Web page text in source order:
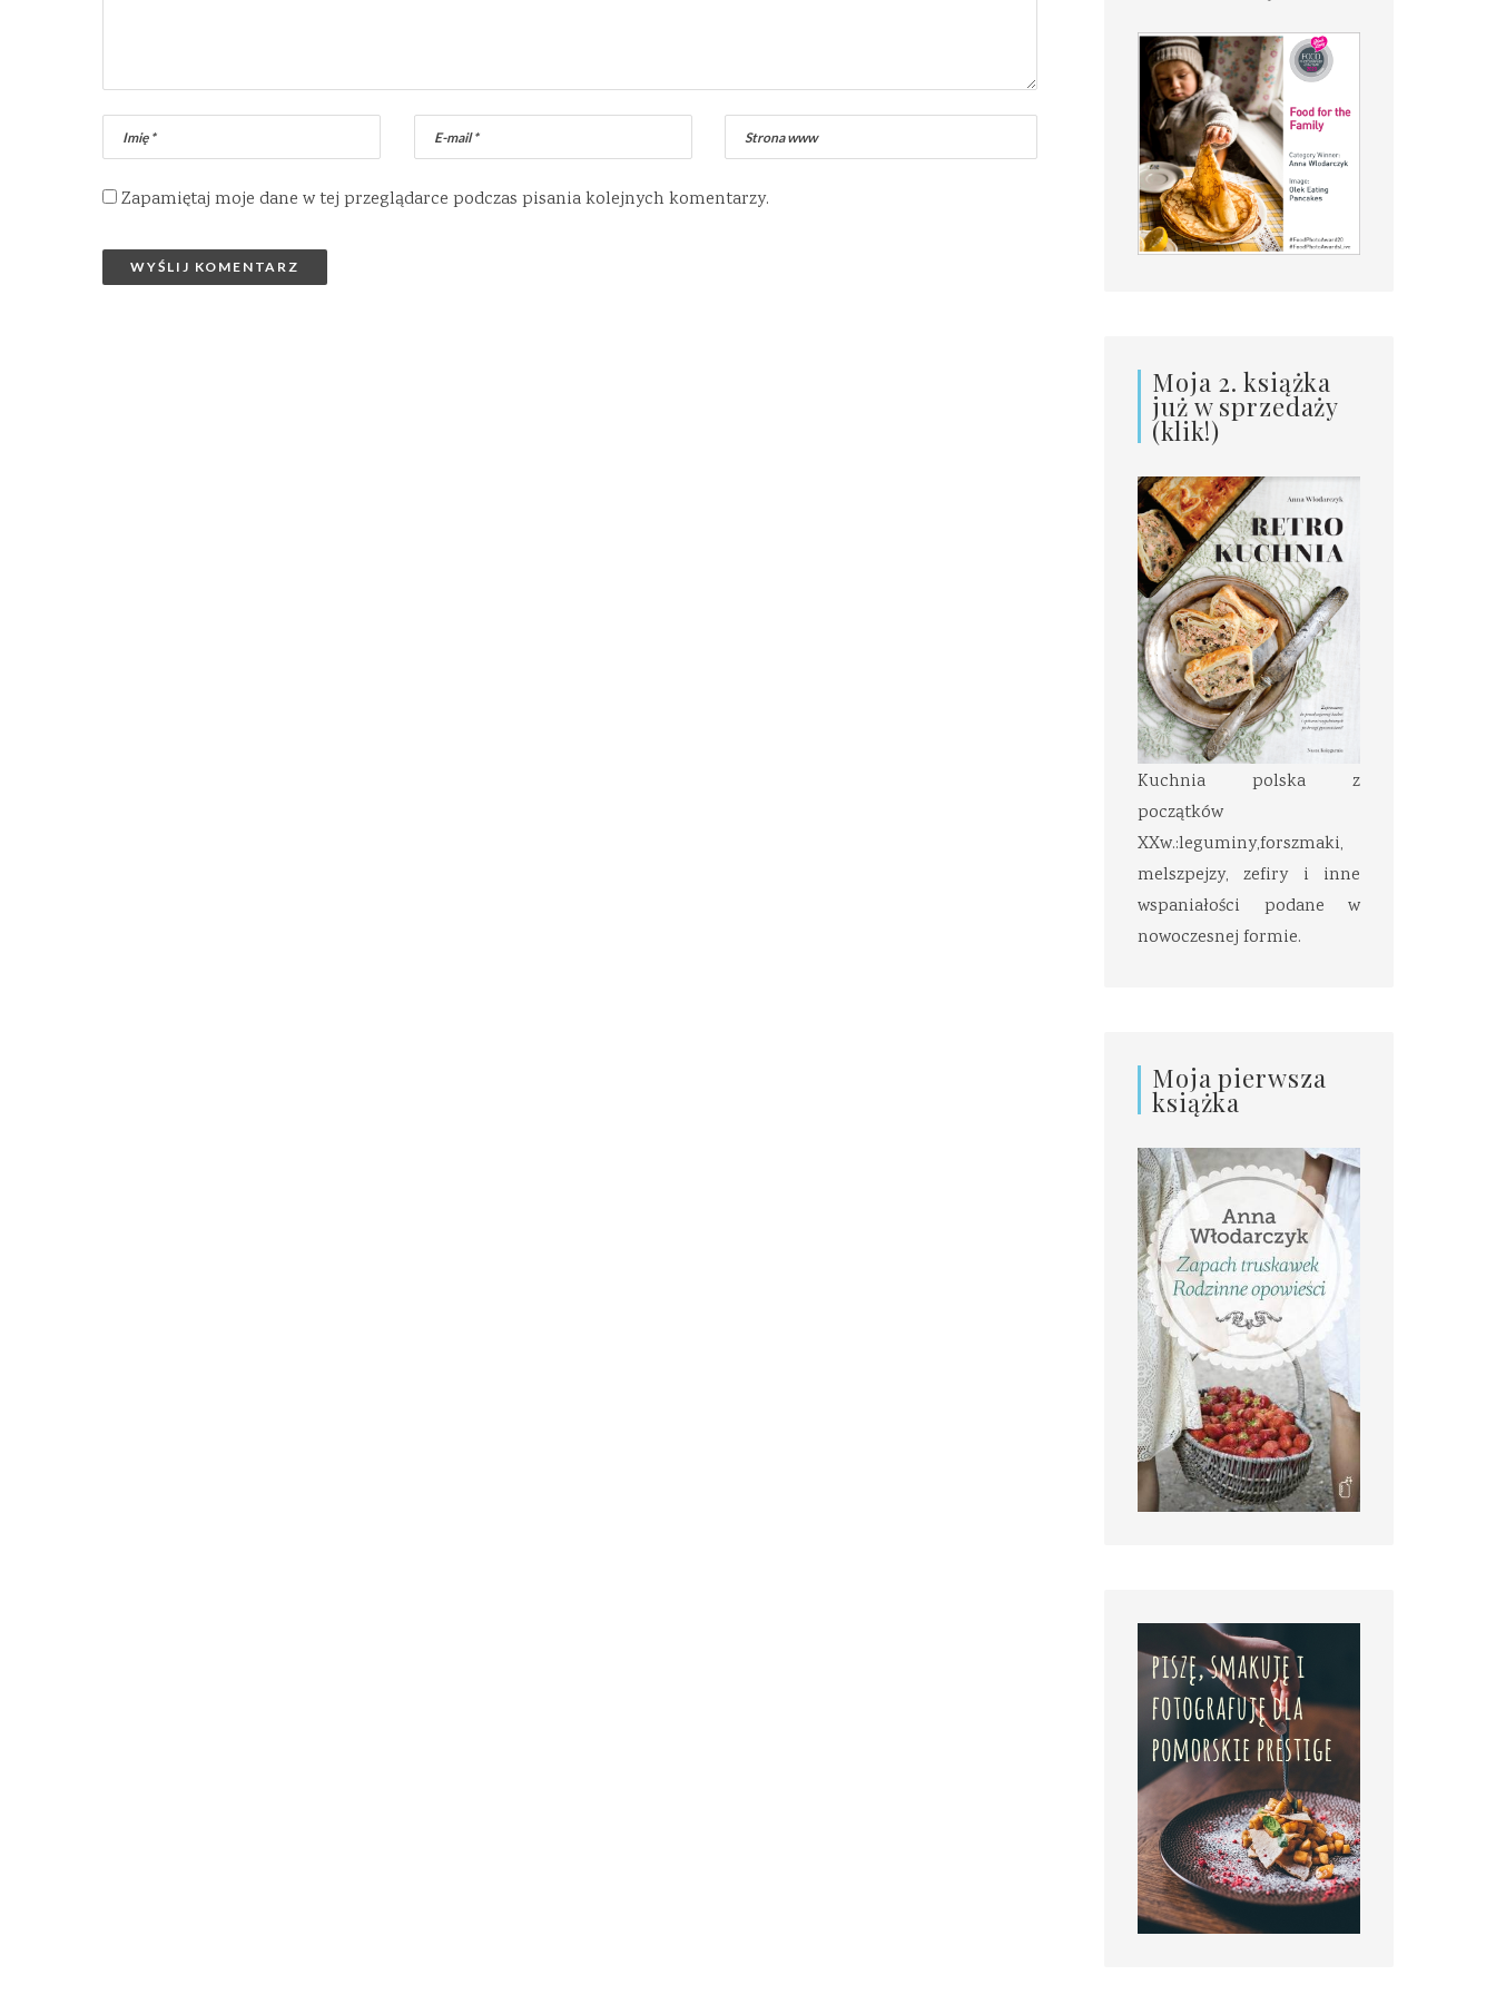
Zapamiętaj moje dane w tej przeglądarce podczas pisania kolejnych komentarzy.
Moja 2. książka
już w sprzedaży
(klik!)
Kuchnia polska z
początków
XXw.:leguminy,forszmaki,
melszpejzy, zefiry i inne
wspaniałości podane w
nowoczesnej formie.
Moja pierwsza
książka